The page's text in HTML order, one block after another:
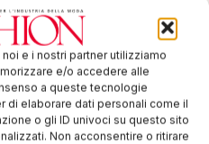
e i nostri partner utilizziamo
e/o accedere alle
a queste tecnologie
di elaborare dati personali come il
o gli ID univoci su questo sito
Non acconsentire o ritirare
NEWSLETTER